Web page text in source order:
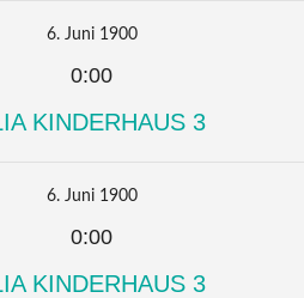
6. Juni 1900
0:00
KINDERHAUS 3
6. Juni 1900
0:00
KINDERHAUS 3